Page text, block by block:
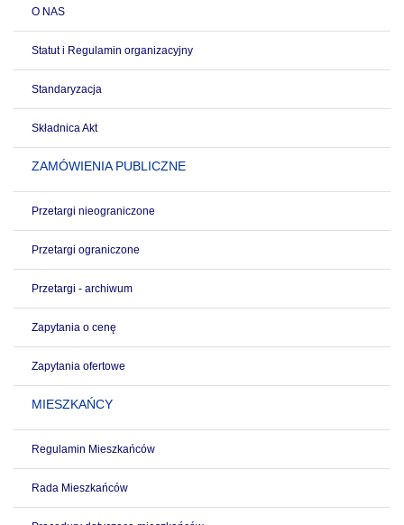
O NAS
Statut i Regulamin organizacyjny
Standaryzacja
Składnica Akt
ZAMÓWIENIA PUBLICZNE
Przetargi nieograniczone
Przetargi ograniczone
Przetargi - archiwum
Zapytania o cenę
Zapytania ofertowe
MIESZKAŃCY
Regulamin Mieszkańców
Rada Mieszkańców